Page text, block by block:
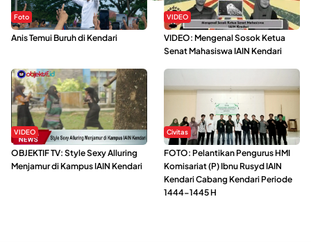
Foto
Anis Temui Buruh di Kendari
VIDEO
VIDEO: Mengenal Sosok Ketua
Senat Mahasiswa IAIN Kendari
VIDEO
OBJEKTIF TV: Style Sexy Alluring
Menjamur di Kampus IAIN Kendari
Civitas
FOTO: Pelantikan Pengurus HMI
Komisariat (P) Ibnu Rusyd IAIN
Kendari Cabang Kendari Periode
1444-1445 H